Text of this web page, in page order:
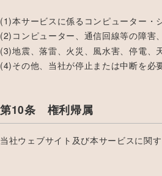
(1)本サービスに係るコンピューター・
(2)コンピューター、通信回線等の障害
(3)地震、落雷、火災、風水害、停電、
(4)その他、当社が停止または中断を必
第10条 権利帰属
当社ウェブサイト及び本サービスに関